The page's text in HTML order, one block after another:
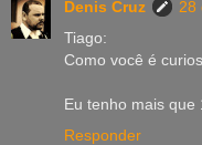
Denis Cruz
28
Tiago:
Como você é
Eu tenho mais que
Responder